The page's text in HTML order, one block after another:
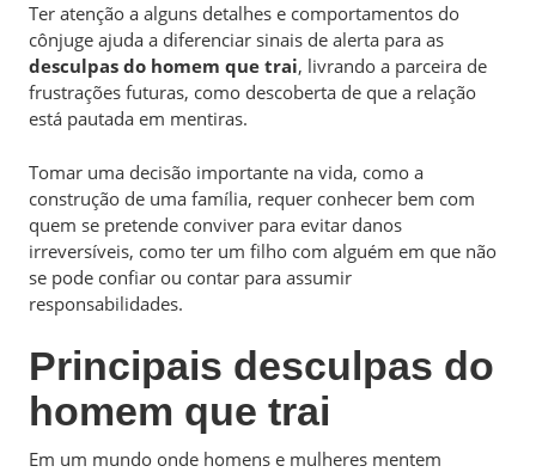
Ter atenção a alguns detalhes e comportamentos do
cônjuge ajuda a diferenciar sinais de alerta para as
desculpas do homem que trai, livrando a parceira de
frustrações futuras, como descoberta de que a relação
está pautada em mentiras.
Tomar uma decisão importante na vida, como a
construção de uma família, requer conhecer bem com
quem se pretende conviver para evitar danos
irreversíveis, como ter um filho com alguém em que não
se pode confiar ou contar para assumir
responsabilidades.
Principais desculpas do
homem que trai
Em um mundo onde homens e mulheres mentem